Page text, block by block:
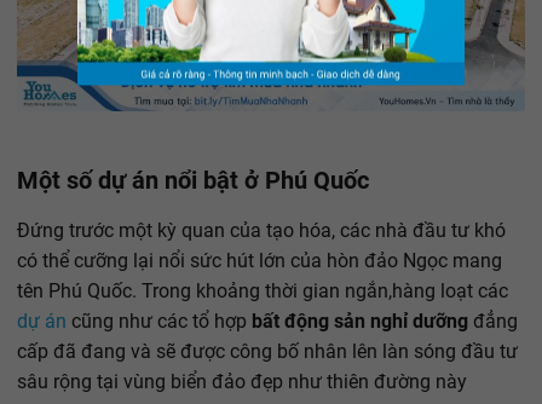
Một số dự án nổi bật ở Phú Quốc
Đứng trước một kỳ quan của tạo hóa, các nhà đầu tư khó
có thể cưỡng lại nổi sức hút lớn của hòn đảo Ngọc mang
tên Phú Quốc. Trong khoảng thời gian ngắn,hàng loạt các
dự án cũng như các tổ hợp bất động sản nghỉ dưỡng đẳng
cấp đã đang và sẽ được công bố nhân lên làn sóng đầu tư
sâu rộng tại vùng biển đảo đẹp như thiên đường này